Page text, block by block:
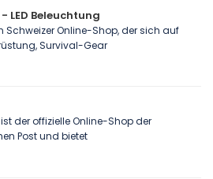
LED Beleuchtung
Schweizer Online-Shop, der sich auf
Survival-Gear
der offizielle Online-Shop der
Post und bietet